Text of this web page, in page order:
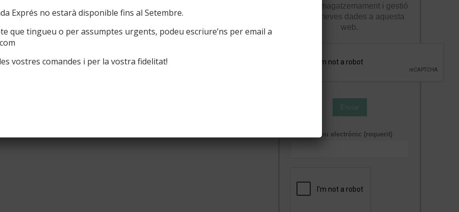
l'enmagatzemament i gestió
de les meves dades a aquesta
web.
Enviar
Correu electrònic (requerit)
Exprés no estarà disponible fins al Setembre.
que tingueu o per assumptes urgents, podeu escriure’ns per email a
vostres comandes i per la vostra fidelitat!